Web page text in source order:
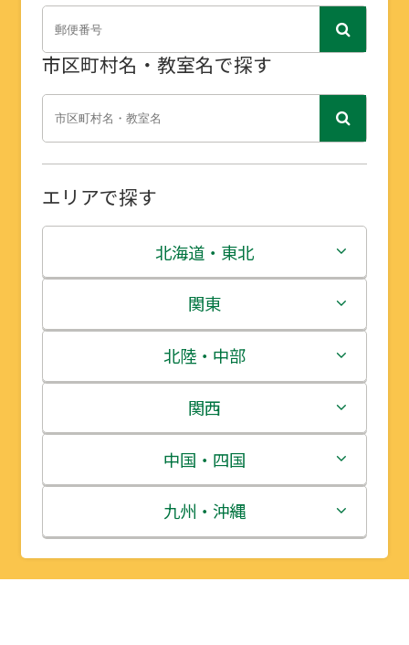
市区町村名・教室名で探す
エリアで探す
北海道・東北
北海道
青森県
岩手県
宮城県
秋田県
山形県
関東
茨城県
栃木県
群馬県
埼玉県
千葉県
北陸・中部
新潟県
富山県
石川県
福井県
関西
三重県
滋賀県
京都府
中国・四国
鳥取県
島根県
九州・沖縄
福岡県